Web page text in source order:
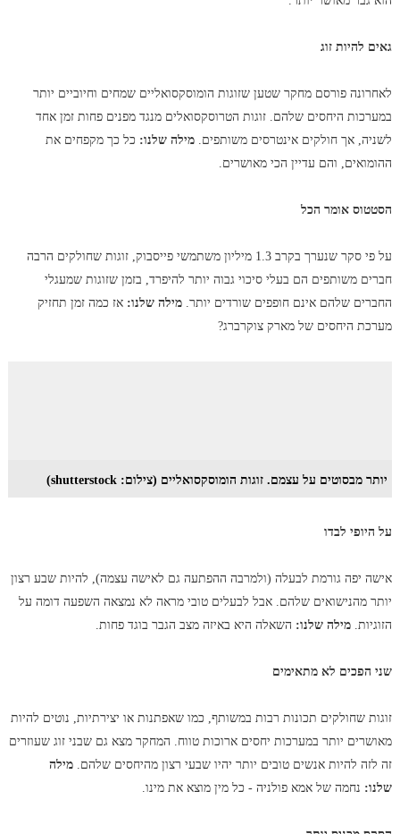
גאים להיות זוג
לאחרונה פורסם מחקר שטען שזוגות הומוסקסואליים שמחים וחיוביים יותר
במערכות היחסים שלהם. זוגות הטרוסקסואלים מנגד מפנים פחות זמן אחד
לשניה, אך חולקים אינטרסים משותפים. מילה שלנו: כל כך מקפחים את
ההומואים, והם עדיין הכי מאושרים.
הסטטוס אומר הכל
על פי סקר שנערך בקרב 1.3 מיליון משתמשי פייסבוק, זוגות שחולקים הרבה
חברים משותפים הם בעלי סיכוי גבוה יותר להיפרד, בזמן שזוגות שמעגלי
החברים שלהם אינם חופפים שורדים יותר. מילה שלנו: אז כמה זמן תחזיק
מערכת היחסים של מארק צוקרברג?
יותר מבסוטים על עצמם. זוגות הומוסקסואליים (צילום: shutterstock)
על היופי לבדו
אישה יפה גורמת לבעלה (ולמרבה ההפתעה גם לאישה עצמה), להיות שבע רצון
יותר מהנישואים שלהם. אבל לבעלים טובי מראה לא נמצאה השפעה דומה על
הזוגיות. מילה שלנו: השאלה היא באיזה מצב הגבר בוגד פחות.
שני הפכים לא מתאימים
זוגות שחולקים תכונות רבות במשותף, כמו שאפתנות או יצירתיות, נוטים להיות
מאושרים יותר במערכות יחסים ארוכות טווח. המחקר מצא גם שבני זוג שעוזרים
זה לזה להיות אנשים טובים יותר יהיו שבעי רצון מהיחסים שלהם. מילה
שלנו: נחמה של אמא פולניה - כל מין מוצא את מינו.